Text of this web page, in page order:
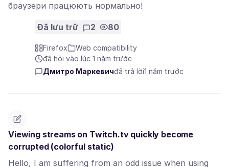
браузери працюють нормально!
Đã lưu trữ 2 80
Firefox
Web compatibility
đã hỏi vào lúc 1 năm trước
Дмитро Маркевичđã trả lời1 năm trước
Viewing streams on Twitch.tv quickly become
corrupted (colorful static)
Hello, I am suffering from an odd issue when using